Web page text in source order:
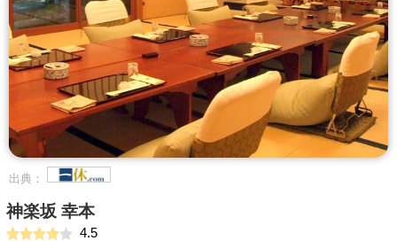
出典：
神楽坂 幸本
4.5